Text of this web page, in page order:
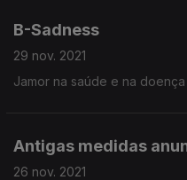
B-Sadness
29 nov. 2021
Jamor na saúde e na doença
Antigas medidas
26 nov. 2021